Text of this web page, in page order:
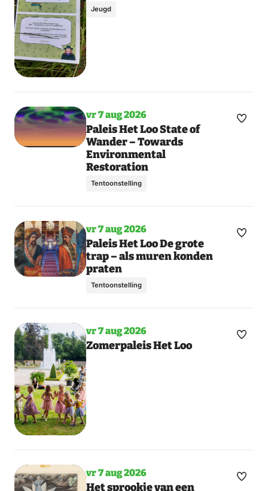
Jeugd
vr 7 aug 2026
Paleis Het Loo State of
Wander – Towards
Environmental
Restoration
Tentoonstelling
Maak
vr 7 aug 2026
Paleis Het Loo De grote
trap – als muren konden
praten
Tentoonstelling
Maak
vr 7 aug 2026
Zomerpaleis Het Loo
Maak
vr 7 aug 2026
Het sprookje van een Maak